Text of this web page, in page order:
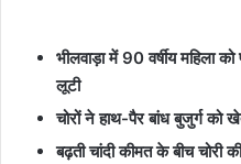
भीलवाड़ा में 90 वर्षीय महिला
लूटी
चोरों ने हाथ-पैर बांध बुजुर्ग को
बढ़ती चांदी कीमत के बीच चोरी